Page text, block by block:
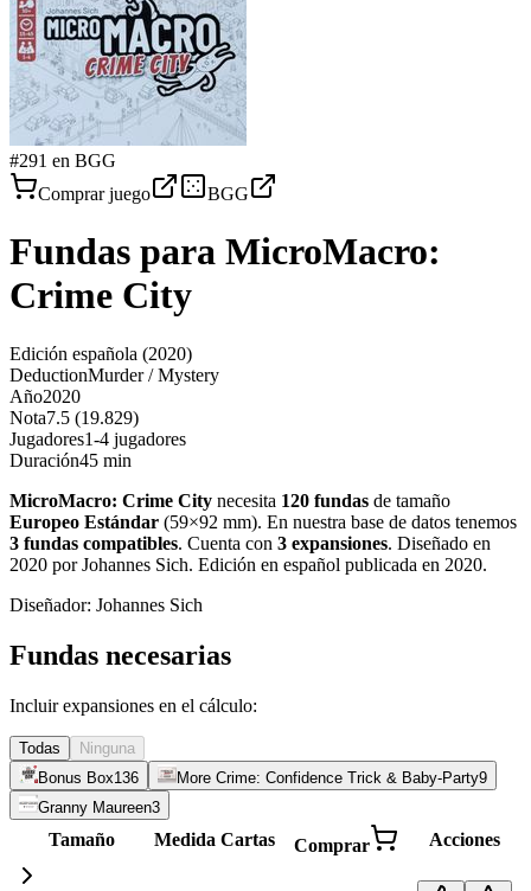
#291 en BGG
Comprar juego
BGG
Fundas para MicroMacro:
Crime City
Edición española (2020)
DeductionMurder / Mystery
Año2020
Nota7.5 (19.829)
Jugadores1-4 jugadores
Duración45 min
MicroMacro: Crime City necesita 120 fundas de tamaño
Europeo Estándar (59×92 mm). En nuestra base de datos tenemos
3 fundas compatibles. Cuenta con 3 expansiones. Diseñado en
2020 por Johannes Sich. Edición en español publicada en 2020.
Diseñador: Johannes Sich
Fundas necesarias
Incluir expansiones en el cálculo:
Todas
Ninguna
Bonus Box136 More Crime: Confidence Trick & Baby-Party9
Granny Maureen3
Tamaño Medida Cartas Comprar Acciones